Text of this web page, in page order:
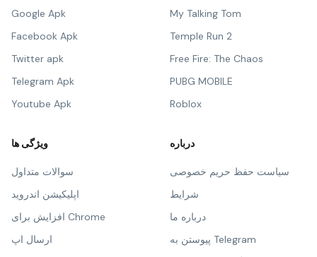
Google Apk
Facebook Apk
Twitter apk
Telegram Apk
Youtube Apk
My Talking Tom
Temple Run 2
Free Fire: The Chaos
PUBG MOBILE
Roblox
ویژگی ها
سوالات متداول
اپلیکیشن اندروید
افزایش برای Chrome
ارسال اپ
درباره
سیاست حفظ حریم خصوصی
شرایط
درباره ما
پیوستن به Telegram